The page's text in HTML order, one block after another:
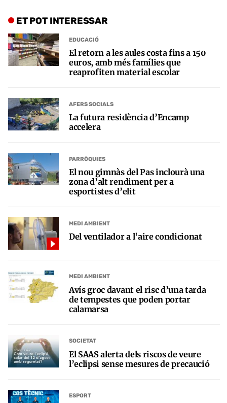
ET POT INTERESSAR
EDUCACIÓ
El retorn a les aules costa fins a 150
euros, amb més famílies que
reaprofiten material escolar
AFERS SOCIALS
La futura residència d’Encamp
accelera
PARRÒQUIES
El nou gimnàs del Pas inclourà una
zona d’alt rendiment per a
esportistes d’elit
MEDI AMBIENT
Del ventilador a l'aire condicionat
MEDI AMBIENT
Avís groc davant el risc d’una tarda
de tempestes que poden portar
calamarsa
SOCIETAT
El SAAS alerta dels riscos de veure
l’eclipsi sense mesures de precaució
ESPORT